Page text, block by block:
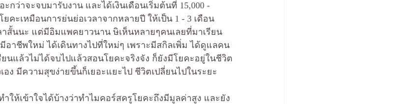
ะกว่าจะจบมารับงาน และได้เงินเดือนเริ่มต้นที่ 15,000 -
คะเหมือนการย่นย่อเวลาจากหลายปี ให้เป็น 1 - 3 เดือน
าสั้นนะ แต่มีอิมแพคยาวนาน ษิเห็นหลายๆคนเลยที่มาเรียน
อาชีพใหม่ ได้เดินทางไปที่ใหม่ๆ เพราะมีสกิลเพิ่ม ได้ดูแลคน
นแล้วไม่ได้จบไปแล้วสอนโยคะจริงจัง ก็ยังมีโยคะอยู่ในชีวิต
อง มีความสุขง่ายขึ้นก็เยอะแยะไป ชีวิตเปลี่ยนไปในระยะ
ห้เข้าใจได้บ้างว่าทำไมคอร์สครูโยคะถึงมีมูลค่าสูง และยัง